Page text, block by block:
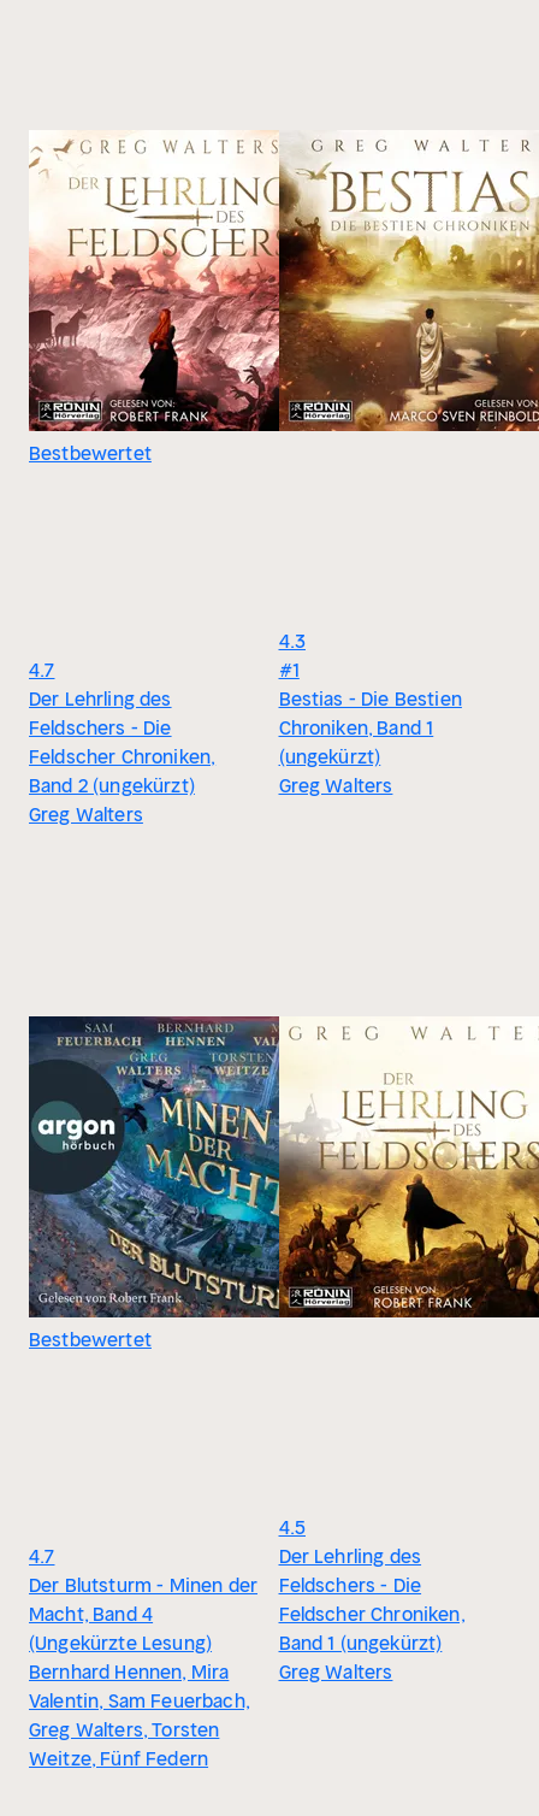
Bestbewertet
4.7
Der Lehrling des
Feldschers - Die
Feldscher Chroniken,
Band 2 (ungekürzt)
Greg Walters
4.3
#1
Bestias - Die Bestien
Chroniken, Band 1
(ungekürzt)
Greg Walters
Bestbewertet
4.7
Der Blutsturm - Minen der
Macht, Band 4
(Ungekürzte Lesung)
Bernhard Hennen, Mira
Valentin, Sam Feuerbach,
Greg Walters, Torsten
Weitze, Fünf Federn
4.5
Der Lehrling des
Feldschers - Die
Feldscher Chroniken,
Band 1 (ungekürzt)
Greg Walters